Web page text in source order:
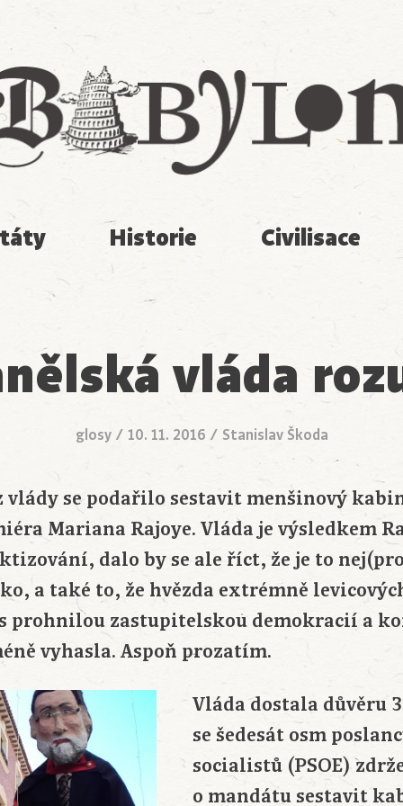
Historie Civilisace
vláda
glosy/ 10. 11. 2016 / Stanislav Škoda
vlády se podařilo sestavit menšinový
Mariana Rajoye. Vláda je výsledkem
dalo by se ale říct, že je to
a také to, že hvězda extrémně
prohnilou zastupitelskou demokracií a
vyhasla. Aspoň prozatím.
Vláda dostala důvěru
se šedesát osm
socialistů (PSOE)
o mandátu sestavit